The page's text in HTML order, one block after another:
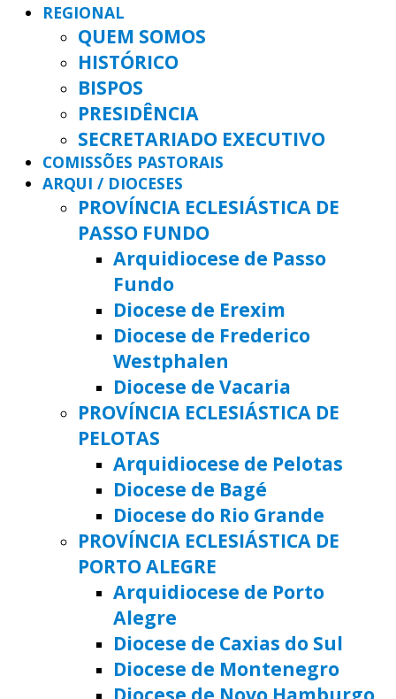
REGIONAL
QUEM SOMOS
HISTÓRICO
BISPOS
PRESIDÊNCIA
SECRETARIADO EXECUTIVO
COMISSÕES PASTORAIS
ARQUI / DIOCESES
PROVÍNCIA ECLESIÁSTICA DE
PASSO FUNDO
Arquidiocese de Passo
Fundo
Diocese de Erexim
Diocese de Frederico
Westphalen
Diocese de Vacaria
PROVÍNCIA ECLESIÁSTICA DE
PELOTAS
Arquidiocese de Pelotas
Diocese de Bagé
Diocese do Rio Grande
PROVÍNCIA ECLESIÁSTICA DE
PORTO ALEGRE
Arquidiocese de Porto
Alegre
Diocese de Caxias do Sul
Diocese de Montenegro